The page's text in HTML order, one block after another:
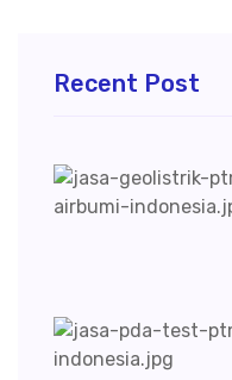
Recent Post